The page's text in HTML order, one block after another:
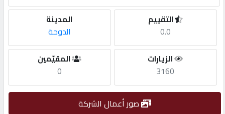
مطلوب
طلب
الاحصائيات
المدينة
الدوحة
التقييم
0.0
المقيّمين
0
الزيارات
3160
صور أعمال الشركة